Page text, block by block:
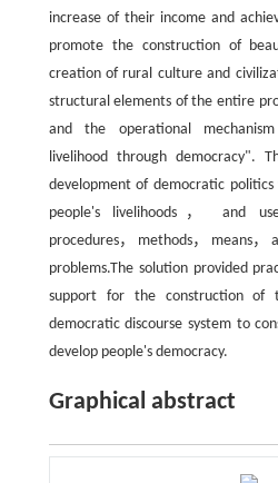
increase of their income and
promote the construction of
creation of rural culture and
structural elements of the entire
and the operational
livelihood through democracy".
development of democratic
people's livelihoods， and
procedures， methods， means，
problems.The solution provided
support for the construction of
democratic discourse system to
develop people's democracy.
Graphical abstract